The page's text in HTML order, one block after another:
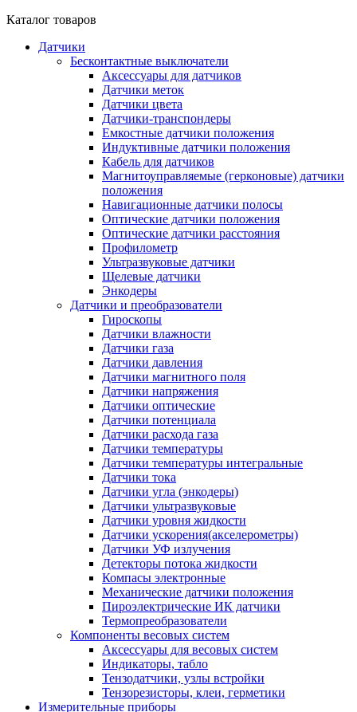
Каталог товаров
Датчики
Бесконтактные выключатели
Аксессуары для датчиков
Датчики меток
Датчики цвета
Датчики-транспондеры
Емкостные датчики положения
Индуктивные датчики положения
Кабель для датчиков
Магнитоуправляемые (герконовые) датчики
положения
Навигационные датчики полосы
Оптические датчики положения
Оптические датчики расстояния
Профилометр
Ультразвуковые датчики
Щелевые датчики
Энкодеры
Датчики и преобразователи
Гироскопы
Датчики влажности
Датчики газа
Датчики давления
Датчики магнитного поля
Датчики напряжения
Датчики оптические
Датчики потенциала
Датчики расхода газа
Датчики температуры
Датчики температуры интегральные
Датчики тока
Датчики угла (энкодеры)
Датчики ультразвуковые
Датчики уровня жидкости
Датчики ускорения(акселерометры)
Датчики УФ излучения
Детекторы потока жидкости
Компасы электронные
Механические датчики положения
Пироэлектрические ИК датчики
Термопреобразователи
Компоненты весовых систем
Аксессуары для весовых систем
Индикаторы, табло
Тензодатчики, узлы встройки
Тензорезисторы, клеи, герметики
Измерительные приборы